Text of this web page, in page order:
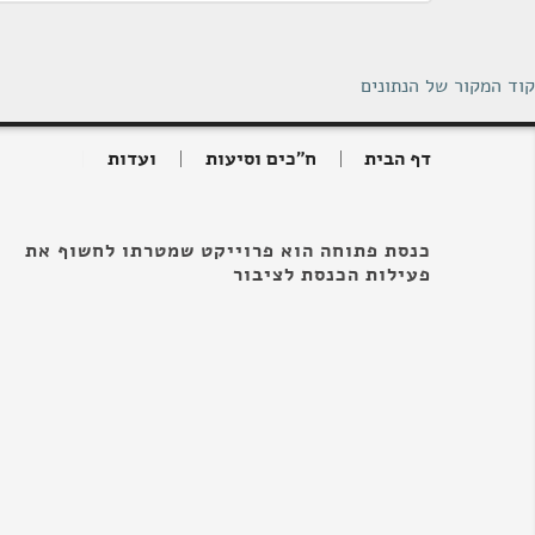
קוד המקור של הנתונים
דף הבית ח"כים וסיעות ועדות
כנסת פתוחה הוא פרוייקט שמטרתו לחשוף את
פעילות הכנסת לציבור